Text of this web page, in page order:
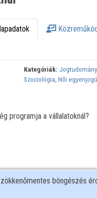
Kategóriák: Jogtudomány
Szociológia,Női
programja a vállalatoknál?
böngészés